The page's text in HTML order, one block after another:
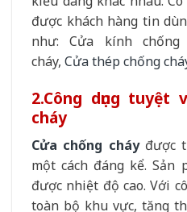
được khách hàng tin
như: Cửa kính
cháy, Cửa thép chống
2.Công dụng tuyệt
cháy
Cửa chống cháy được
một cách đáng kể. Sản
được nhiệt độ cao. Với
toàn bộ khu vực, tăng